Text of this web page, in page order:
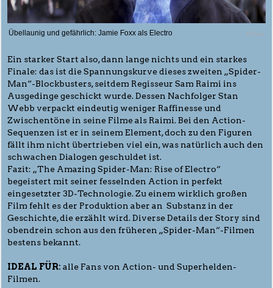
Übellaunig und gefährlich: Jamie Foxx als Electro © Sony
Ein starker Start also, dann lange nichts und ein starkes
Finale: das ist die Spannungskurve dieses zweiten „Spider-
Man“-Blockbusters, seitdem Regisseur Sam Raimi ins
Ausgedinge geschickt wurde. Dessen Nachfolger Stan
Webb verpackt eindeutig weniger Raffinesse und
Zwischentöne in seine Filme als Raimi. Bei den Action-
Sequenzen ist er in seinem Element, doch zu den Figuren
fällt ihm nicht übertrieben viel ein, was natürlich auch den
schwachen Dialogen geschuldet ist.
Fazit: „The Amazing Spider-Man: Rise of Electro“
begeistert mit seiner fesselnden Action in perfekt
eingesetzter 3D-Technologie. Zu einem wirklich großen
Film fehlt es der Produktion aber an Substanz in der
Geschichte, die erzählt wird. Diverse Details der Story sind
obendrein schon aus den früheren „Spider-Man“-Filmen
bestens bekannt.
IDEAL FÜR: alle Fans von Action- und Superhelden-
Filmen.